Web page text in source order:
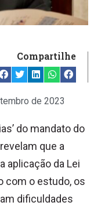
Compartilhe
de 2023
do mandato do
que a
aplicação da Lei
com o estudo, os
dificuldades